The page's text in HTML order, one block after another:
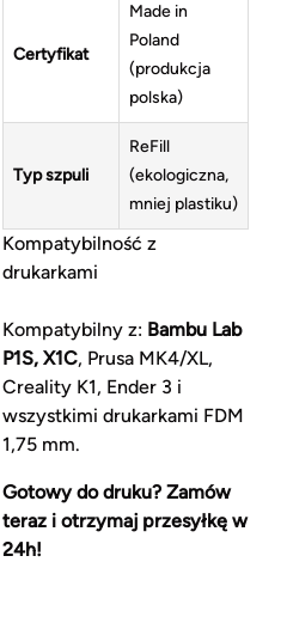
Certyfikat
Made in
Poland
(produkcja
polska)
Typ szpuli
ReFill
(ekologiczna,
mniej plastiku)
Kompatybilność z
drukarkami
Kompatybilny z: Bambu Lab
P1S, X1C, Prusa MK4/XL,
Creality K1, Ender 3 i
wszystkimi drukarkami FDM
1,75 mm.
Gotowy do druku? Zamów
teraz i otrzymaj przesyłkę w
24h!